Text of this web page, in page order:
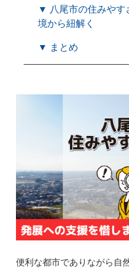
▼ 八尾市の住みやす
境から紐解く
▼ まとめ
便利な都市でありながら自